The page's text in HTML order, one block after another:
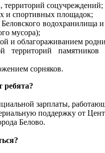
территорий соцучреждений;
и спортивных площадок;
Беловского водохранилища
мусора);
и облагораживанием
территорий
сорняков.
ребята?
зарплаты,
поддержку от
Белово.